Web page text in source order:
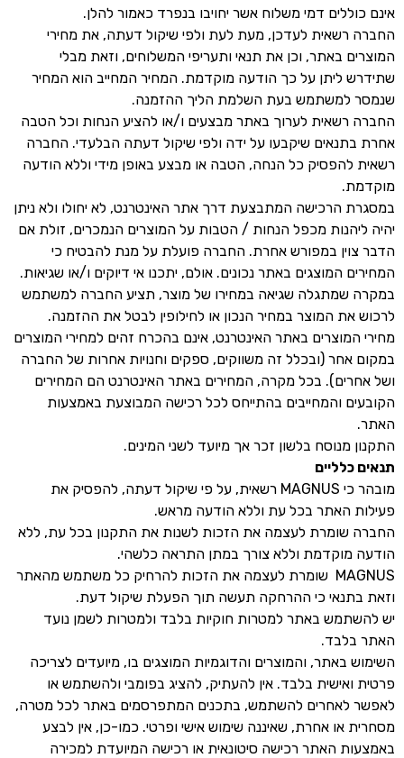
אינם כוללים דמי משלוח אשר יחויבו בנפרד כאמור להלן.
החברה רשאית לעדכן, מעת לעת ולפי שיקול דעתה, את מחירי
המוצרים באתר, וכן את תנאי ותעריפי המשלוחים, וזאת מבלי
שתידרש ליתן על כך הודעה מוקדמת. המחיר המחייב הוא המחיר
שנמסר למשתמש בעת השלמת הליך ההזמנה.
החברה רשאית לערוך באתר מבצעים ו/או להציע הנחות וכל הטבה
אחרת בתנאים שיקבעו על ידה ולפי שיקול דעתה הבלעדי. החברה
רשאית להפסיק כל הנחה, הטבה או מבצע באופן מידי וללא הודעה
מוקדמת.
במסגרת הרכישה המתבצעת דרך אתר האינטרנט, לא יחולו ולא ניתן
יהיה ליהנות מכפל הנחות / הטבות על המוצרים הנמכרים, זולת אם
הדבר צוין במפורש אחרת. החברה פועלת על מנת להבטיח כי
המחירים המוצגים באתר נכונים. אולם, יתכנו אי דיוקים ו/או שגיאות.
במקרה שמתגלה שגיאה במחירו של מוצר, תציע החברה למשתמש
לרכוש את המוצר במחיר הנכון או לחילופין לבטל את ההזמנה.
מחירי המוצרים באתר האינטרנט, אינם בהכרח זהים למחירי המוצרים
במקום אחר (ובכלל זה משווקים, ספקים וחנויות אחרות של החברה
ושל אחרים). בכל מקרה, המחירים באתר האינטרנט הם המחירים
הקובעים והמחייבים בהתייחס לכל רכישה המבוצעת באמצעות
האתר.
התקנון מנוסח בלשון זכר אך מיועד לשני המינים.
תנאים כלליים
מובהר כי MAGNUS רשאית, על פי שיקול דעתה, להפסיק את
פעילות האתר בכל עת וללא הודעה מראש.
החברה שומרת לעצמה את הזכות לשנות את התקנון בכל עת, ללא
הודעה מוקדמת וללא צורך במתן התראה כלשהי.
MAGNUS שומרת לעצמה את הזכות להרחיק כל משתמש מהאתר
וזאת בתנאי כי ההרחקה תעשה תוך הפעלת שיקול דעת.
יש להשתמש באתר למטרות חוקיות בלבד ולמטרות לשמן נועד
האתר בלבד.
השימוש באתר, והמוצרים והדוגמיות המוצגים בו, מיועדים לצריכה
פרטית ואישית בלבד. אין להעתיק, להציג בפומבי ולהשתמש או
לאפשר לאחרים להשתמש, בתכנים המתפרסמים באתר לכל מטרה,
מסחרית או אחרת, שאיננה שימוש אישי ופרטי. כמו-כן, אין לבצע
באמצעות האתר רכישה סיטונאית או רכישה המיועדת למכירה